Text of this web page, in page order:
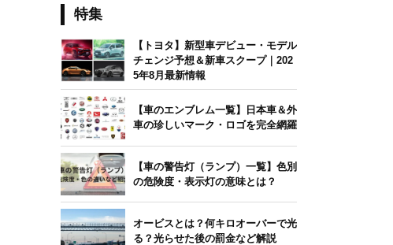
特集
【トヨタ】新型車デビュー・モデル
チェンジ予想＆新車スクープ｜202
5年8月最新情報
【車のエンブレム一覧】日本車＆外
車の珍しいマーク・ロゴを完全網羅
【車の警告灯（ランプ）一覧】色別
の危険度・表示灯の意味とは？
オービスとは？何キロオーバーで光
る？光らせた後の罰金など解説